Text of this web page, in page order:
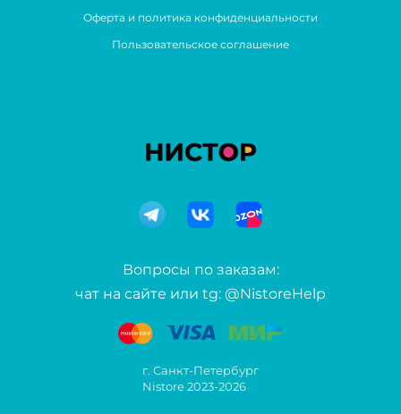
Оферта и политика конфиденциальности
Пользовательское соглашение
Вопросы по заказам:
чат на сайте или tg: @NistoreHelp
г. Санкт-Петербург
Nistore 2023-2026